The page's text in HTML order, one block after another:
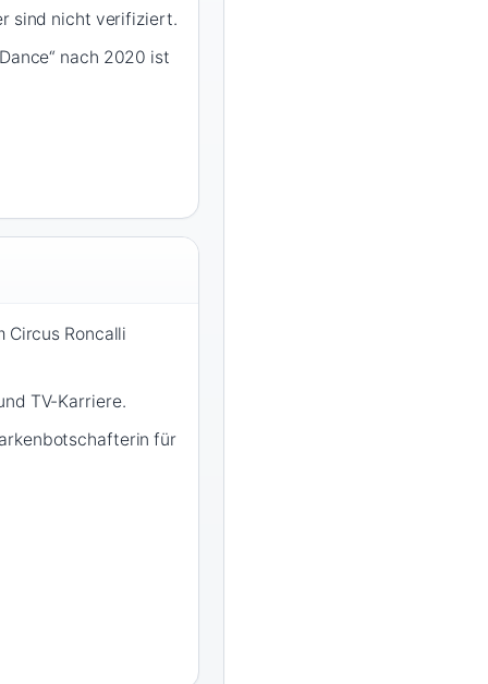
sind nicht verifiziert.
nach 2020 ist
Circus Roncalli
TV-Karriere.
für